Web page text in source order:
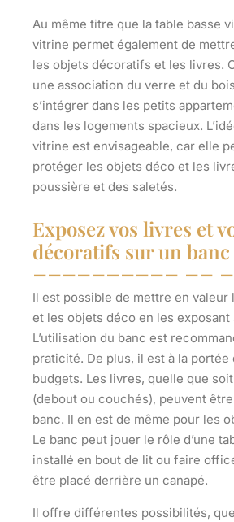
Au même titre que la table basse
vitrine permet également de
les objets décoratifs et les livres.
une association du verre et du
s’intégrer dans les petits
dans les logements spacieux.
vitrine est envisageable, car elle
protéger les objets déco et les
poussière et des saletés.
Exposez vos livres et
décoratifs sur un banc
Il est possible de mettre en valeur
et les objets déco en les exposant
L’utilisation du banc est
praticité. De plus, il est à la portée
budgets. Les livres, quelle que
(debout ou couchés), peuvent
banc. Il en est de même pour les
Le banc peut jouer le rôle d’une
installé en bout de lit ou faire
être placé derrière un canapé.
Il offre différentes possibilités,